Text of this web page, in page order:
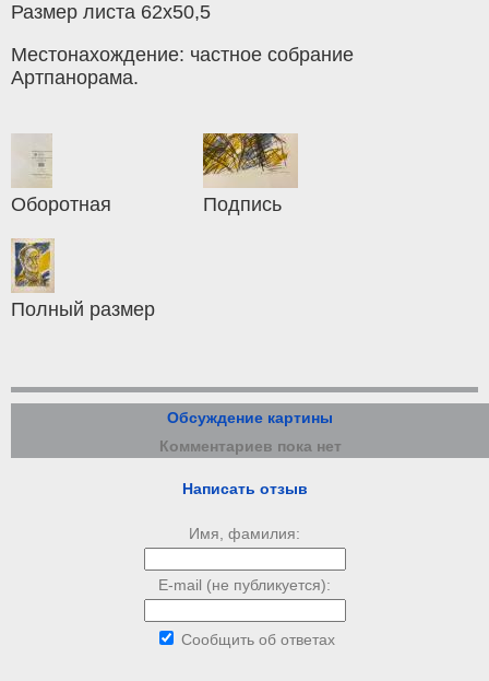
Размер листа 62х50,5
Местонахождение: частное собрание
Артпанорама.
Оборотная Подпись
Полный размер
Обсуждение картины
Комментариев пока нет
Написать отзыв
Имя, фамилия:
E-mail (не публикуется):
Сообщить об ответах